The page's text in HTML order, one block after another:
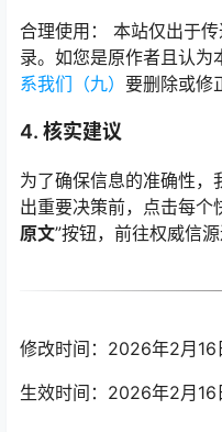
合理使用： 本站仅出于
录。如您是原作者且认为
系我们（九） 要删除或修
4. 核实建议
为了确保信息的准确性，
出重要决策前，点击每个
原文”按钮，前往权威信源
修改时间：2026年2月16
生效时间：2026年2月16